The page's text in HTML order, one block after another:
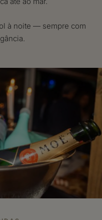
à noite — sempre com